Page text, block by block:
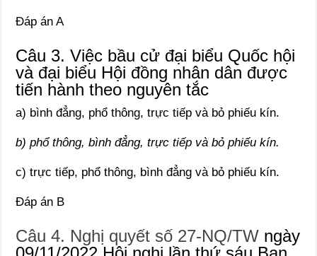
Đáp án A
Câu 3. Việc bầu cử đại biểu Quốc hội
và đại biểu Hội đồng nhân dân được
tiến hành theo nguyên tắc
a) bình đẳng, phổ thông, trực tiếp và bỏ phiếu kín.
b) phổ thông, bình đẳng, trực tiếp và bỏ phiếu kín.
c) trực tiếp, phổ thông, bình đẳng và bỏ phiếu kín.
Đáp án B
Câu 4. Nghị quyết số 27-NQ/TW ngày